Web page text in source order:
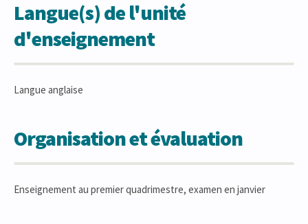
Langue(s) de l'unité
d'enseignement
Langue anglaise
Organisation et évaluation
Enseignement au premier quadrimestre, examen en janvier